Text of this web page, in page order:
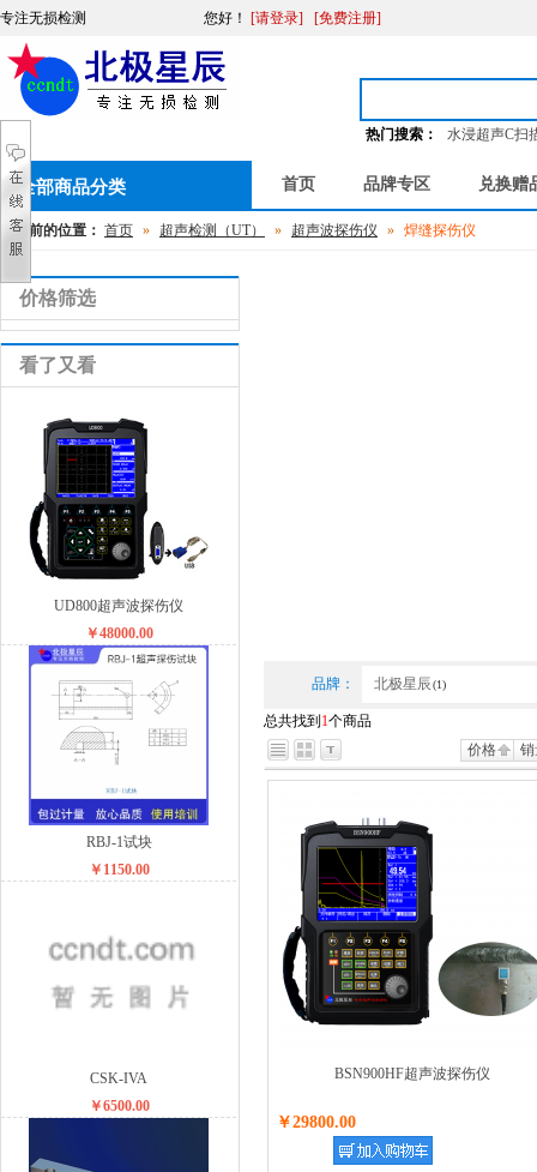
专注无损检测 您好 ！ [请登录] [免费注册]
热门搜索： 水浸超声C扫
全部商品分类 首页 品牌专区 兑换赠
您当前的位置： 首页 » 超声检测（UT） » 超声波探伤仪 » 焊缝探伤仪
品牌： 北极星辰(1)
总共找到 1个商品
价格
BSN900HF超声波探伤仪
￥29800.00
价格筛选
看了又看
UD800超声波探伤仪
￥48000.00
RBJ-1试块
￥1150.00
CSK-IVA
￥6500.00